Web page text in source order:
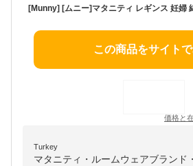
この商品をサイト
価格と
Turkey
マタニティ・ルームウェアブランド